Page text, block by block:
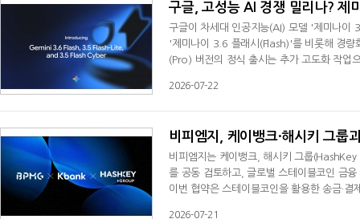
구글, 고성능 AI 경쟁 밀리나? 제
구글이 차세대 인공지능(AI) 모델 '제미나이
'제미나이 3.6 플래시(Flash)'를 비롯해 경량
(Pro) 버전의 정식 출시는 추가 고도화 작업
비 평균 17% 개선했으며, 복잡한 다단계 추
2026-07-22
비피엠지, 케이뱅크·해시키 그룹
비피엠지는 케이뱅크, 해시키 그룹
를 공동 검토하고, 글로벌 스테이블코인 금
이번 협약은 스테이블코인을 활용한 송금·
2026-07-21